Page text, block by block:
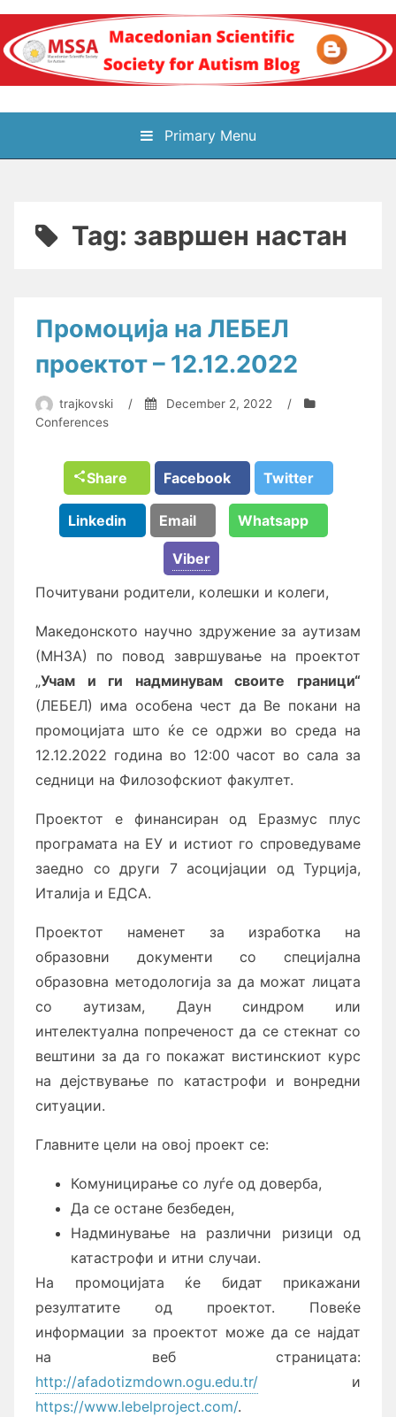
Skip
content
Блог на
Македонското научно
здружение за
Primary Menu
Tag: завршен настан
Промоција на ЛЕБЕЛ
проектот – 12.12.2022
trajkovski / December 2, 2022
/
Conferences
Share Facebook Twitter
Linkedin Email Whatsapp
Viber
Почитувани родители, колешки и колеги,
Македонското научно здружение за аутизам
(МНЗА) по повод завршување на проектот
„Учам и ги надминувам своите граници“
(ЛЕБЕЛ) има особена чест да Ве покани на
промоцијата што ќе се одржи во среда на
12.12.2022 година во 12:00 часот во сала за
седници на Филозофскиот факултет.
Проектот е финансиран од Еразмус плус
програмата на ЕУ и истиот го спроведуваме
заедно со други 7 асоцијации од Турција,
Италија и ЕДСА.
Проектот наменет за изработка на
образовни документи со специјална
образовна методологија за да можат лицата
со аутизам, Даун синдром или
интелектуална попреченост да се стекнат со
вештини за да го покажат вистинскиот курс
на дејствување по катастрофи и вонредни
ситуации.
Главните цели на овој проект се:
Комуницирање со луѓе од доверба,
Да се остане безбеден,
Надминување на различни ризици од
катастрофи и итни случаи.
На промоцијата ќе бидат прикажани
резултатите од проектот. Повеќе
информации за проектот може да се најдат
на веб страницата:
http://afadotizmdown.ogu.edu.tr/ и
https://www.lebelproject.com/.